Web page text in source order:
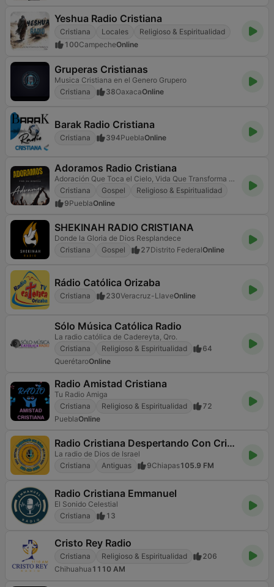
Yeshua Radio Cristiana
Cristiana Locales
Religioso & Espiritualidad
100CampecheOnline
Gruperas Cristianas
Musica Cristiana en el Genero Grupero
Cristiana
38OaxacaOnline
Barak Radio Cristiana
Cristiana 394PueblaOnline
Adoramos Radio Cristiana
Adoración Que Toca el Cielo, Vida Que Transforma el Mundo
Cristiana
Gospel
Religioso & Espiritualidad
9PueblaOnline
SHEKINAH RADIO CRISTIANA
Donde la Gloria de Dios Resplandece
Cristiana
Gospel 27Distrito FederalOnline
Rádio Católica Orizaba
Cristiana 230Veracruz-LlaveOnline
Sólo Música Católica Radio
La radio católica de Cadereyta, Qro.
Cristiana
Religioso & Espiritualidad
64
QuerétaroOnline
Radio Amistad Cristiana
Tu Radio Amiga
Cristiana
Religioso & Espiritualidad
72
PueblaOnline
Radio Cristiana Despertando Con Cristo
La radio de Dios de Israel
Cristiana
Antiguas 9Chiapas105.9 FM
Radio Cristiana Emmanuel
El Sonido Celestial
Cristiana
13
Cristo Rey Radio
Cristiana Religioso & Espiritualidad
206
Chihuahua 1110 AM